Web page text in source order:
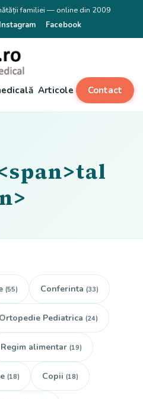
familiei — online din 2009
Instagram Facebook
Articole Contact
(55) Conferinta (33)
Ortopedie Pediatrica (24)
Regim alimentar (19)
(18) Copii (18)